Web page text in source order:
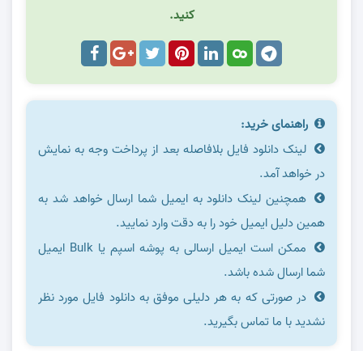
کنید.
راهنمای خرید:
لینک دانلود فایل بلافاصله بعد از پرداخت وجه به نمایش
در خواهد آمد.
همچنین لینک دانلود به ایمیل شما ارسال خواهد شد به
همین دلیل ایمیل خود را به دقت وارد نمایید.
ممکن است ایمیل ارسالی به پوشه اسپم یا Bulk ایمیل
شما ارسال شده باشد.
در صورتی که به هر دلیلی موفق به دانلود فایل مورد نظر
نشدید با ما تماس بگیرید.